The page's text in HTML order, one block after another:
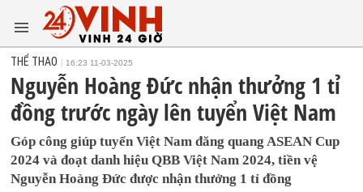
THỂ THAO 16:23 11-03-2025
Nguyễn Hoàng Đức nhận thưởng 1 tỉ
đồng trước ngày lên tuyển Việt Nam
Góp công giúp tuyển Việt Nam đăng quang ASEAN Cup
2024 và đoạt danh hiệu QBB Việt Nam 2024, tiền vệ
Nguyễn Hoàng Đức được nhận thưởng 1 tỉ đồng